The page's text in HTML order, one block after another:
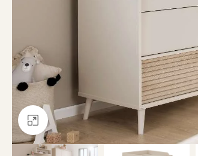
Clicca per ingrandire